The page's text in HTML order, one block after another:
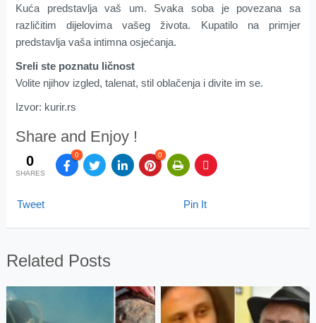
Kuća predstavlja vaš um. Svaka soba je povezana sa
različitim dijelovima vašeg života. Kupatilo na primjer
predstavlja vaša intimna osjećanja.
Sreli ste poznatu ličnost
Volite njihov izgled, talenat, stil oblačenja i divite im se.
Izvor: kurir.rs
Share and Enjoy !
0
SHARES
0 0
Tweet Pin It
Related Posts